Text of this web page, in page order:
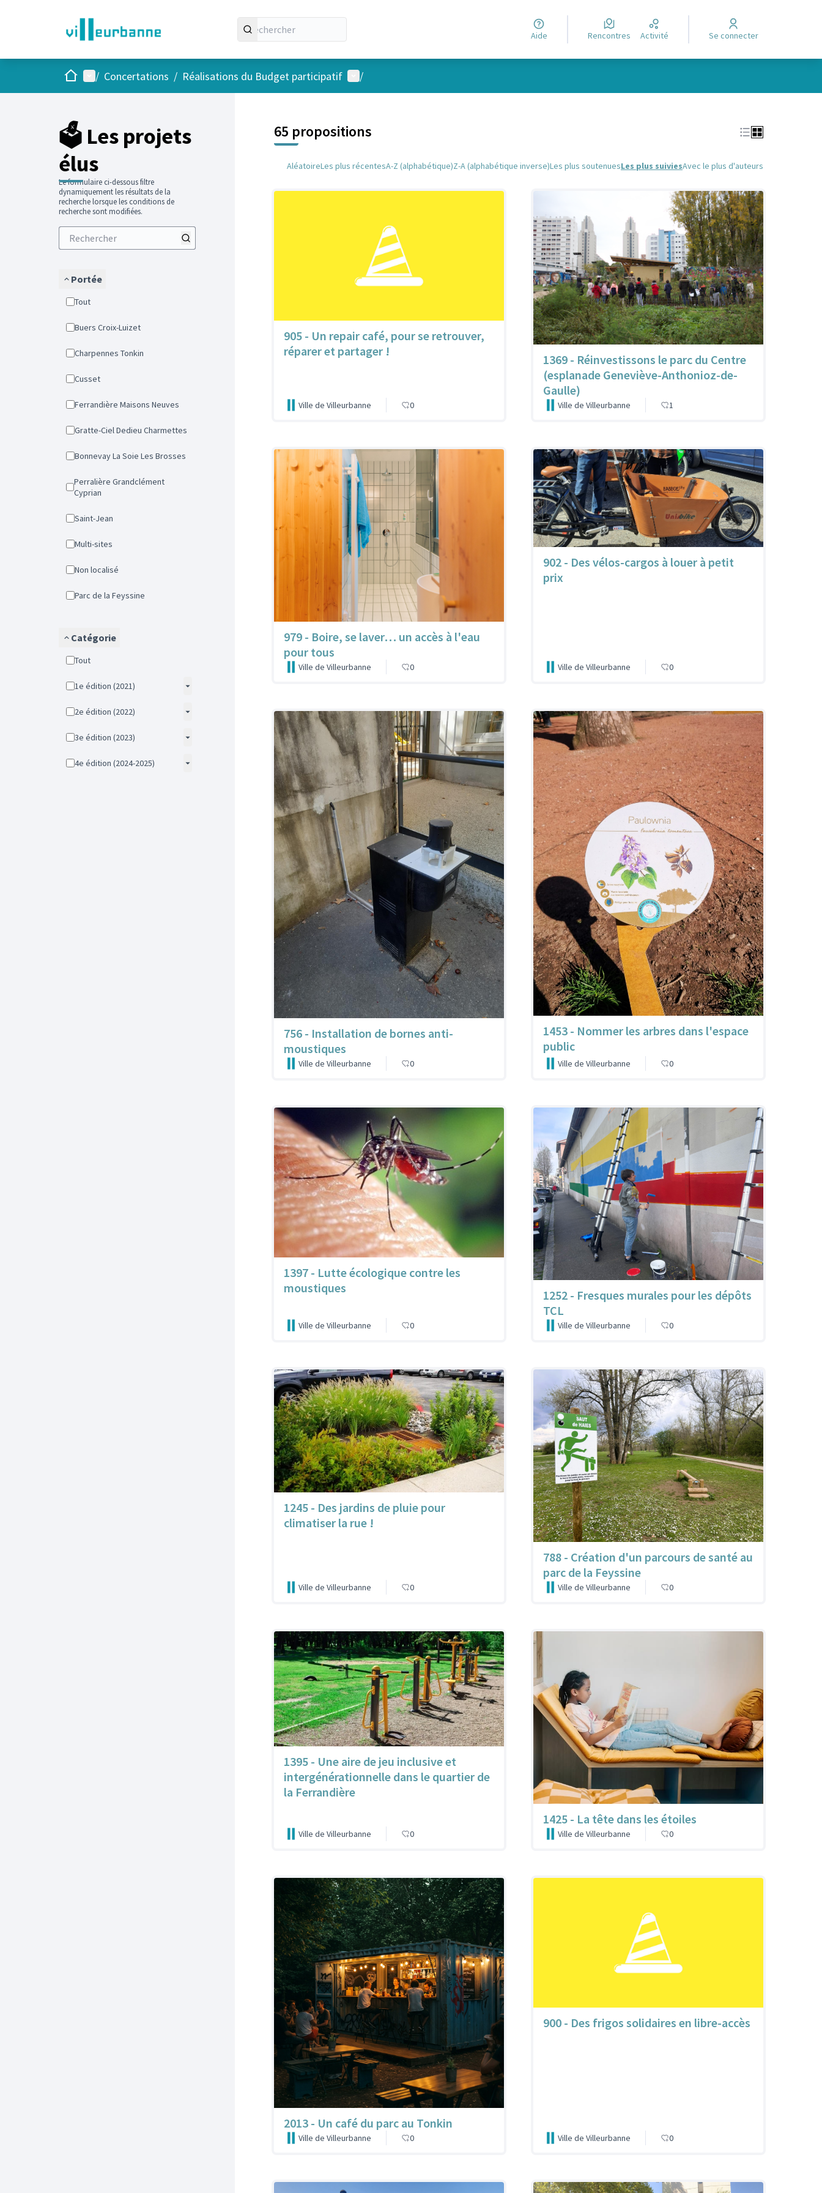
Aide Rencontres Activité Se connecter
AccueilMenu principal
/ Concertations / Réalisations du Budget participatif Menu utilisateur
/
🗳️ Les projets
élus
Le formulaire ci-dessous filtre
dynamiquement les résultats de la
recherche lorsque les conditions de
recherche sont modifiées.
Portée
Tout
Buers Croix-Luizet
Charpennes Tonkin
Cusset
Ferrandière Maisons Neuves
Gratte-Ciel Dedieu Charmettes
Bonnevay La Soie Les Brosses
Perralière Grandclément
Cyprian
Saint-Jean
Multi-sites
Non localisé
Parc de la Feyssine
Catégorie
Tout
1e édition (2021)
2e édition (2022)
3e édition (2023)
4e édition (2024-2025)
65 propositions
AléatoireLes plus récentesA-Z (alphabétique)Z-A (alphabétique inverse)Les plus soutenuesLes plus suiviesAvec le plus d'auteurs
905 - Un repair café, pour se retrouver,
réparer et partager !
Ville de Villeurbanne 0
1369 - Réinvestissons le parc du Centre
(esplanade Geneviève-Anthonioz-de-
Gaulle)
Ville de Villeurbanne 1
979 - Boire, se laver… un accès à l'eau
pour tous
Ville de Villeurbanne 0
902 - Des vélos-cargos à louer à petit
prix
Ville de Villeurbanne 0
756 - Installation de bornes anti-
moustiques
Ville de Villeurbanne 0
1453 - Nommer les arbres dans l'espace
public
Ville de Villeurbanne 0
1397 - Lutte écologique contre les
moustiques
Ville de Villeurbanne 0
1252 - Fresques murales pour les dépôts
TCL
Ville de Villeurbanne 0
1245 - Des jardins de pluie pour
climatiser la rue !
Ville de Villeurbanne 0
788 - Création d'un parcours de santé au
parc de la Feyssine
Ville de Villeurbanne 0
1395 - Une aire de jeu inclusive et
intergénérationnelle dans le quartier de
la Ferrandière
Ville de Villeurbanne 0
1425 - La tête dans les étoiles
Ville de Villeurbanne 0
2013 - Un café du parc au Tonkin
Ville de Villeurbanne 0
900 - Des frigos solidaires en libre-accès
Ville de Villeurbanne 0